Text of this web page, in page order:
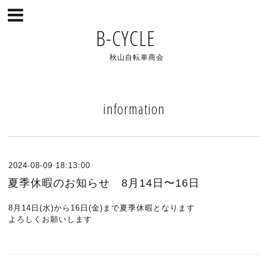
B-CYCLE
秋山自転車商会
information
2024-08-09 18:13:00
夏季休暇のお知らせ 8月14日〜16日
8月14日(水)から16日(金)まで夏季休暇となります
よろしくお願いします